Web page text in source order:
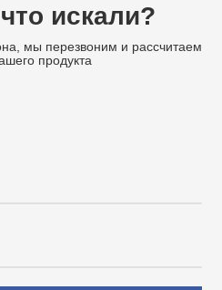
искали?
мы перезвоним и рассчитаем
продукта